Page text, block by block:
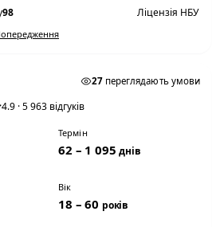
98 Ліцензія НБУ
27переглядають умови
4.9 · 5 963 відгуків
Термін
62 – 1 095днів
Вік
18 – 60 років